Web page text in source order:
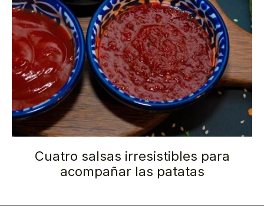
Cuatro salsas irresistibles para
acompañar las patatas